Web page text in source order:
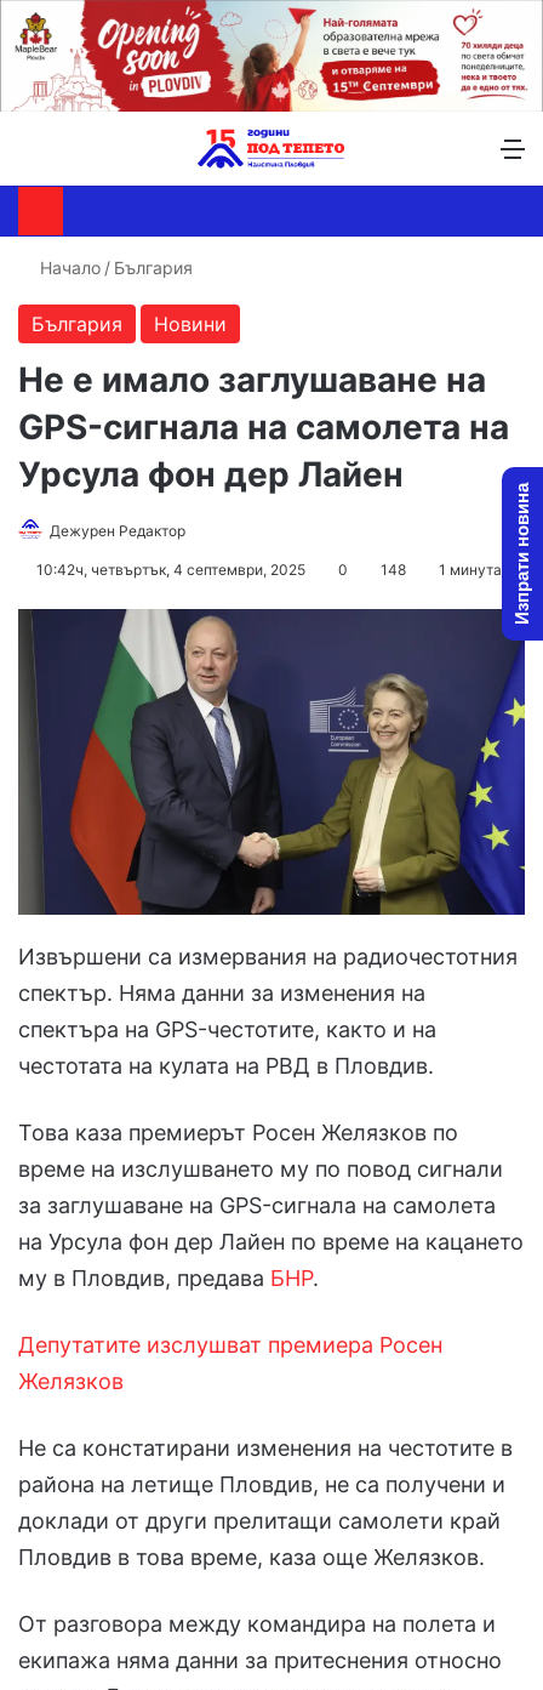
Начало / България
България Новини
Не е имало заглушаване на
GPS-сигнала на самолета на
Урсула фон дер Лайен
Дежурен Редактор
10:42ч, четвъртък, 4 септември, 2025 0 148 1 минута
Извършени са измервания на радиочестотния
спектър. Няма данни за изменения на
спектъра на GPS-честотите, както и на
честотата на кулата на РВД в Пловдив.
Това каза премиерът Росен Желязков по
време на изслушването му по повод сигнали
за заглушаване на GPS-сигнала на самолета
на Урсула фон дер Лайен по време на кацането
му в Пловдив, предава БНР.
Депутатите изслушват премиера Росен
Желязков
Не са констатирани изменения на честотите в
района на летище Пловдив, не са получени и
доклади от други прелитащи самолети край
Пловдив в това време, каза още Желязков.
От разговора между командира на полета и
екипажа няма данни за притеснения относно
Изпрати новина